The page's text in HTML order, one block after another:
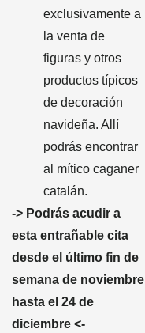
exclusivamente a
la venta de
figuras y otros
productos típicos
de decoración
navideña. Allí
podrás encontrar
al mítico caganer
catalán.
-> Podrás acudir a
esta entrañable cita
desde el último fin de
semana de noviembre
hasta el 24 de
diciembre <-